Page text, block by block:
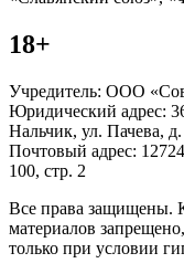
18+
Учредитель: ООО
Юридический адрес:
Нальчик, ул. Пачева,
Почтовый адрес:
100, стр. 2
Все права защищены.
материалов
только при условии